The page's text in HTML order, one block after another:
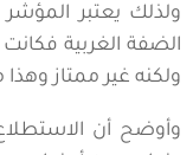
ولكنه غير ممتاز
وأوضح أن